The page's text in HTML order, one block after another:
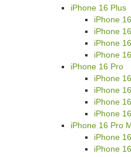
iPhone 16 Plus
iPhone
iPhone
iPhone
iPhone
iPhone 16 Pro
iPhone
iPhone
iPhone
iPhone
iPhone 16 Pro
iPhone
iPhone